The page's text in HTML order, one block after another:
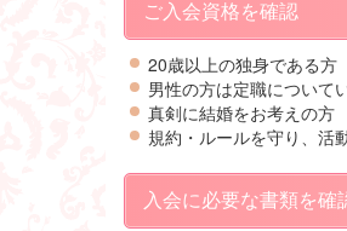
ご入会資格を確認
20歳以上の独身である方
男性の方は定職について
真剣に結婚をお考えの方
規約・ルールを守り、活
入会に必要な書類を確